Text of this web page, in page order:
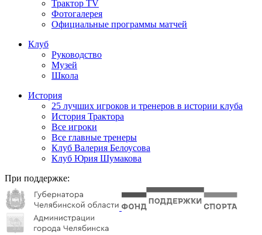
Трактор TV
Фотогалерея
Официальные программы матчей
Клуб
Руководство
Музей
Школа
История
25 лучших игроков и тренеров в истории клуба
История Трактора
Все игроки
Все главные тренеры
Клуб Валерия Белоусова
Клуб Юрия Шумакова
При поддержке: